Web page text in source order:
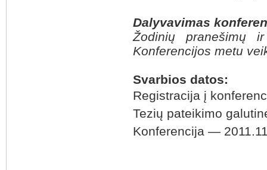
Dalyvavimas
Žodinių pranešimų
Konferencijos metu
Svarbios datos:
Registracija į
Tezių pateikimo
Konferencija —